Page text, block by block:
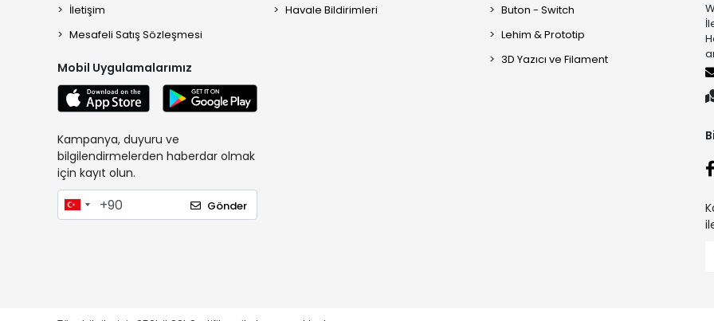
İletişim
Mesafeli Satış Sözleşmesi
Mobil Uygulamalarımız
Kampanya, duyuru ve
bilgilendirmelerden haberdar olmak
için kayıt olun.
Gönder
Havale Bildirimleri
Buton - Switch
Lehim & Prototip
3D Yazıcı ve Filament